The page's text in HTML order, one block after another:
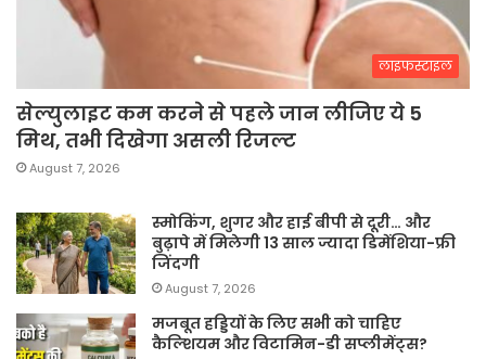
लाइफस्टाइल
सेल्युलाइट कम करने से पहले जान लीजिए ये 5
मिथ, तभी दिखेगा असली रिजल्ट
August 7, 2026
स्मोकिंग, शुगर और हाई बीपी से दूरी… और
बुढ़ापे में मिलेगी 13 साल ज्यादा डिमेंशिया-फ्री
जिंदगी
August 7, 2026
मजबूत हड्डियों के लिए सभी को चाहिए
कैल्शियम और विटामिन-डी सप्लीमेंट्स?